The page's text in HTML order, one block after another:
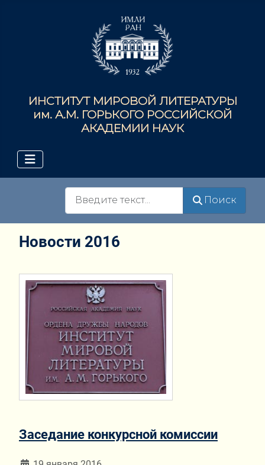
ИНСТИТУТ МИРОВОЙ ЛИТЕРАТУРЫ
им. А.М. ГОРЬКОГО РОССИЙСКОЙ
АКАДЕМИИ НАУК
Поиск
Новости 2016
Заседание конкурсной комиссии